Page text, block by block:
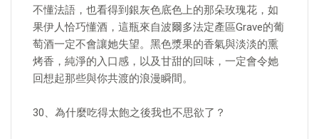
不懂法語，也看得到銀灰色底色上的那朵玫瑰花，如
果伊人恰巧懂酒，這瓶來自波爾多法定產區Grave的葡
萄酒一定不會讓她失望。黑色漿果的香氣與淡淡的熏
烤香，純淨的入口感，以及甘甜的回味，一定會令她
回想起那些與你共渡的浪漫瞬間。
30、為什麼吃得太飽之後我也不思欲了？